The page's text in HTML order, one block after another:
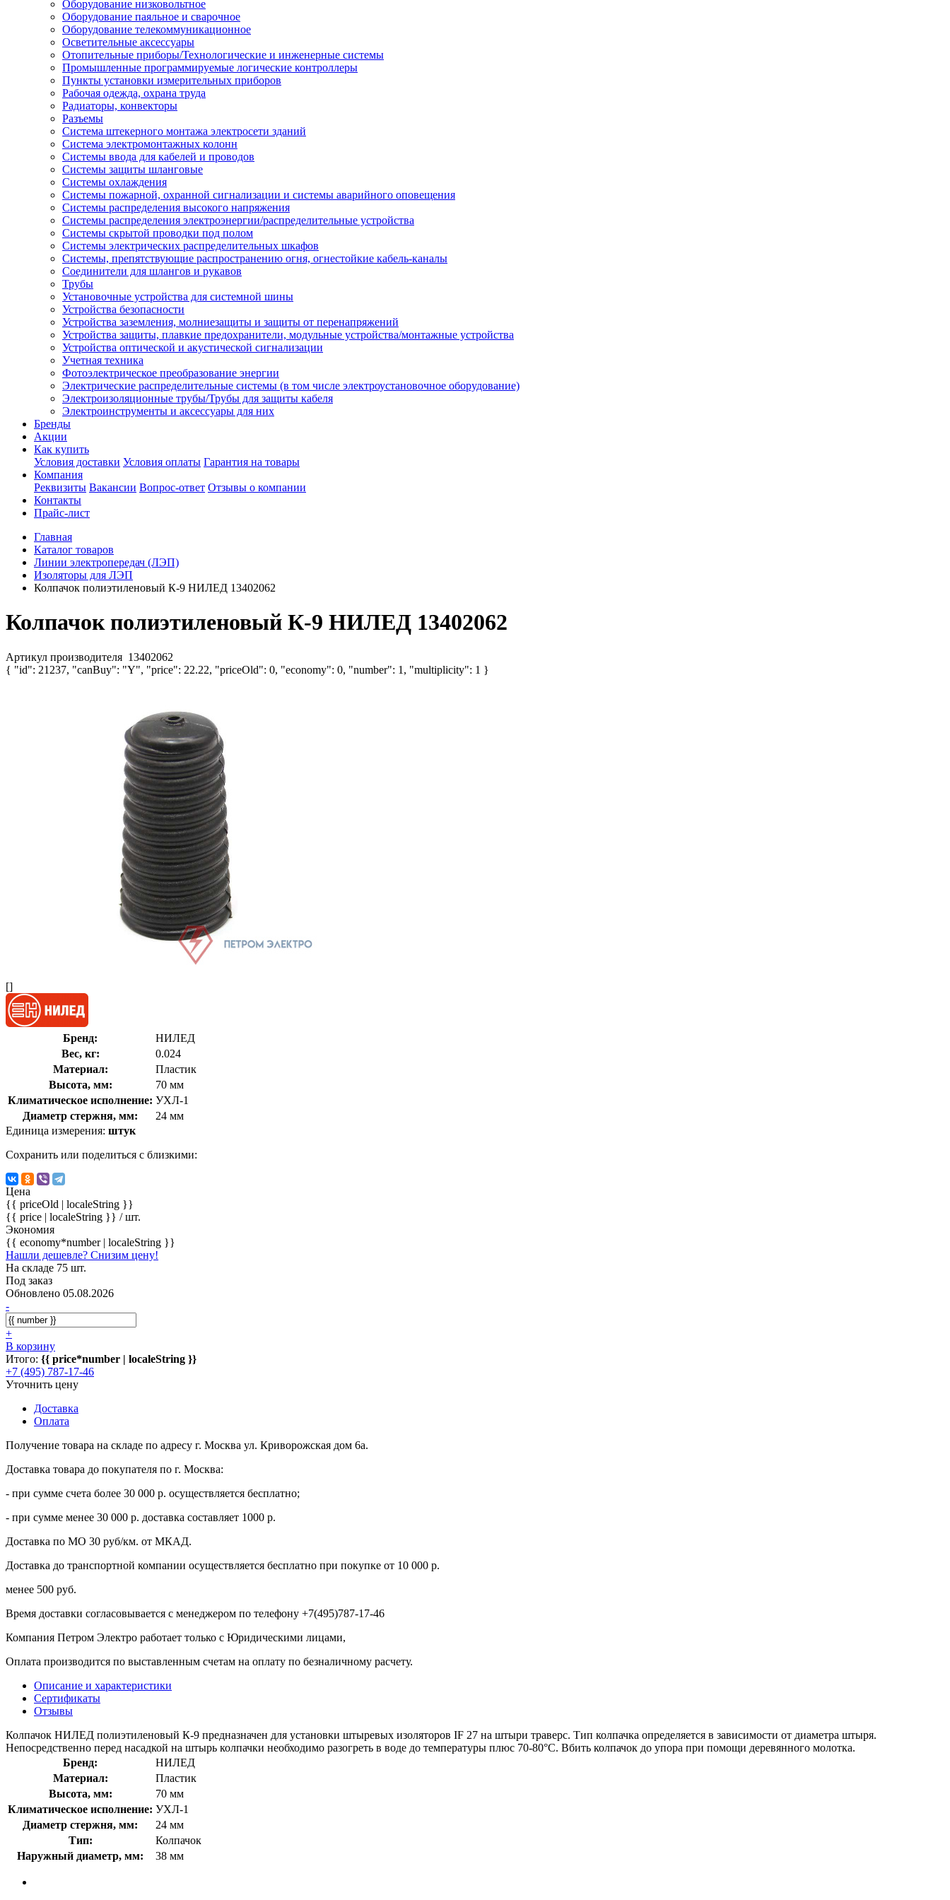
Оборудование низковольтное
Оборудование паяльное и сварочное
Оборудование телекоммуникационное
Осветительные аксессуары
Отопительные приборы/Технологические и инженерные системы
Промышленные программируемые логические контроллеры
Пункты установки измерительных приборов
Рабочая одежда, охрана труда
Радиаторы, конвекторы
Разъемы
Система штекерного монтажа электросети зданий
Система электромонтажных колонн
Системы ввода для кабелей и проводов
Системы защиты шланговые
Системы охлаждения
Системы пожарной, охранной сигнализации и системы аварийного оповещения
Системы распределения высокого напряжения
Системы распределения электроэнергии/распределительные устройства
Системы скрытой проводки под полом
Системы электрических распределительных шкафов
Системы, препятствующие распространению огня, огнестойкие кабель-каналы
Соединители для шлангов и рукавов
Трубы
Установочные устройства для системной шины
Устройства безопасности
Устройства заземления, молниезащиты и защиты от перенапряжений
Устройства защиты, плавкие предохранители, модульные устройства/монтажные устройства
Устройства оптической и акустической сигнализации
Учетная техника
Фотоэлектрическое преобразование энергии
Электрические распределительные системы (в том числе электроустановочное оборудование)
Электроизоляционные трубы/Трубы для защиты кабеля
Электроинструменты и аксессуары для них
Бренды
Акции
Как купить
Условия доставки Условия оплаты Гарантия на товары
Компания
Реквизиты Вакансии Вопрос-ответ Отзывы о компании
Контакты
Прайс-лист
Главная
Каталог товаров
Линии электропередач (ЛЭП)
Изоляторы для ЛЭП
Колпачок полиэтиленовый К-9 НИЛЕД 13402062
Колпачок полиэтиленовый К-9 НИЛЕД 13402062
Артикул производителя 13402062
{ "id": 21237, "canBuy": "Y", "price": 22.22, "priceOld": 0, "economy": 0, "number": 1, "multiplicity": 1 }
[]
Бренд:
НИЛЕД
Вес, кг:
0.024
Материал:
Пластик
Высота, мм:
70 мм
Климатическое исполнение: УХЛ-1
Диаметр стержня, мм:
24 мм
Единица измерения: штук
Сохранить или поделиться с близкими:
Цена
{{ priceOld | localeString }}
{{ price | localeString }} / шт.
Экономия
{{ economy*number | localeString }}
Нашли дешевле? Снизим цену!
На складе 75 шт.
Под заказ
Обновлено 05.08.2026
-
+
В корзину
Итого: {{ price*number | localeString }}
+7 (495) 787-17-46
Уточнить цену
Доставка
Оплата
Получение товара на складе по адресу г. Москва ул. Криворожская дом 6а.
Доставка товара до покупателя по г. Москва:
- при сумме счета более 30 000 р. осуществляется бесплатно;
- при сумме менее 30 000 р. доставка составляет 1000 р.
Доставка по МО 30 руб/км. от МКАД.
Доставка до транспортной компании осуществляется бесплатно при покупке от 10 000 р.
менее 500 руб.
Время доставки согласовывается с менеджером по телефону +7(495)787-17-46
Компания Петром Электро работает только с Юридическими лицами,
Оплата производится по выставленным счетам на оплату по безналичному расчету.
Описание и характеристики
Сертификаты
Отзывы
Колпачок НИЛЕД полиэтиленовый К-9 предназначен для установки штыревых изоляторов IF 27 на штыри траверс. Тип колпачка определяется в зависимости от диаметра штыря.
Непосредственно перед насадкой на штырь колпачки необходимо разогреть в воде до температуры плюс 70-80°С. Вбить колпачок до упора при помощи деревянного молотка.
Бренд:
НИЛЕД
Материал:
Пластик
Высота, мм:
70 мм
Климатическое исполнение: УХЛ-1
Диаметр стержня, мм:
24 мм
Тип:
Колпачок
Наружный диаметр, мм:
38 мм